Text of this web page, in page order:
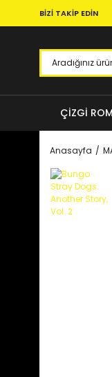
BİZİ TAKİP EDİN
ÇİZGİ
Anasayfa